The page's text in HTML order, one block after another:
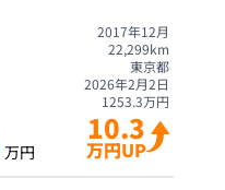
2017年12月
22,299km
東京都
2026年2月2日
1253.3万円
万円
10.3
万円UP